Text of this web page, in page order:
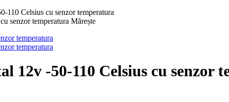
110 Celsius cu senzor temperatura
Mărește
12v -50-110 Celsius cu senzor